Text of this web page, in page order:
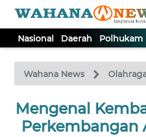
Nasional Daerah Polhukam
Wahana News
Mengenal
Perkembangan
TV
Tutup
NASIONAL